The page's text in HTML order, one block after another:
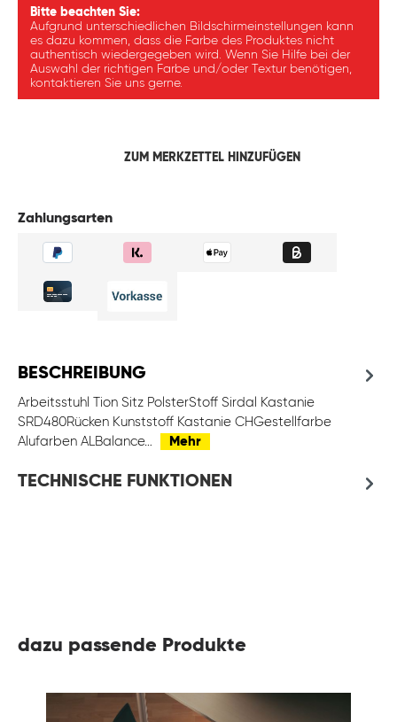
Bitte beachten Sie:
Aufgrund unterschiedlichen Bildschirmeinstellungen kann
es dazu kommen, dass die Farbe des Produktes nicht
authentisch wiedergegeben wird. Wenn Sie Hilfe bei der
Auswahl der richtigen Farbe und/oder Textur benötigen,
kontaktieren Sie uns gerne.
ZUM MERKZETTEL HINZUFÜGEN
Zahlungsarten
BESCHREIBUNG
Arbeitsstuhl Tion Sitz PolsterStoff Sirdal Kastanie
SRD480Rücken Kunststoff Kastanie CHGestellfarbe
Alufarben ALBalance…
Mehr
TECHNISCHE FUNKTIONEN
dazu passende Produkte